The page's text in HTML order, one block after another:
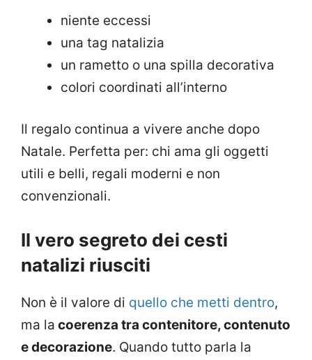
niente eccessi
una tag natalizia
un rametto o una spilla decorativa
colori coordinati all’interno
Il regalo continua a vivere anche dopo
Natale. Perfetta per: chi ama gli oggetti
utili e belli, regali moderni e non
convenzionali.
Il vero segreto dei cesti
natalizi riusciti
Non è il valore di quello che metti dentro,
ma la coerenza tra contenitore, contenuto
e decorazione. Quando tutto parla la